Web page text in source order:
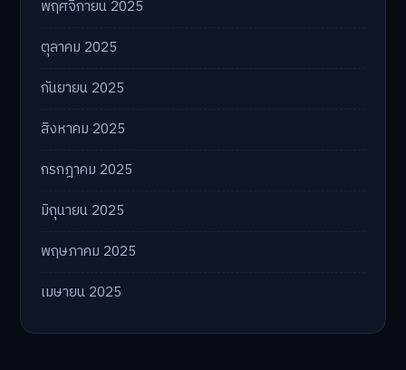
พฤศจิกายน 2025
ตุลาคม 2025
กันยายน 2025
สิงหาคม 2025
กรกฎาคม 2025
มิถุนายน 2025
พฤษภาคม 2025
เมษายน 2025